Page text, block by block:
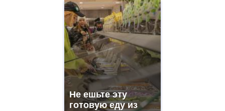
Не ешьте эту
готовую еду из